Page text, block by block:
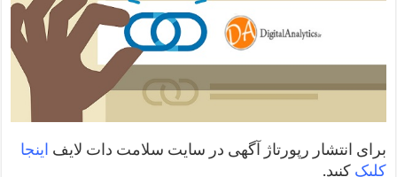
برای انتشار رپورتاژ آگهی در سایت سلامت دات لایف اینجا
کلیک کنید.